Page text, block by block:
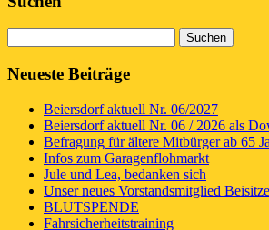
nach:
Neueste Beiträge
Beiersdorf aktuell Nr. 06/2027
Beiersdorf aktuell Nr. 06 / 2026 als
Befragung für ältere Mitbürger ab 65
Infos zum Garagenflohmarkt
Jule und Lea, bedanken sich
Unser neues Vorstandsmitglied
BLUTSPENDE
Fahrsicherheitstraining